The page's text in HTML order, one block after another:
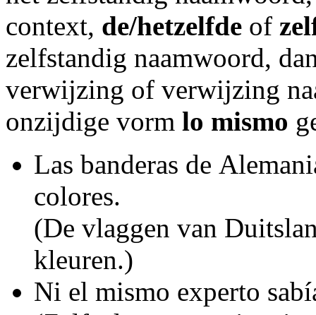
context, de/hetzelfde of
zelfstandig naamwoord,
verwijzing of verwijzing
onzijdige vorm lo mismo
Las banderas de
colores.
(De vlaggen van
kleuren.)
Ni el mismo experto